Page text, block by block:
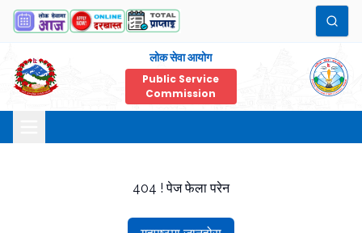
लोक सेवा आयोग
Public Service
Commission
404 ! पेज फेला परेन